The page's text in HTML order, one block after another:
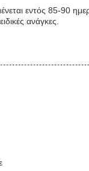
εντός 85-90
ανάγκες.